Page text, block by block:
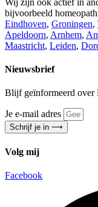
Wij zijn ook actief in
bijvoorbeeld
Eindhoven, Groningen,
Apeldoorn, Arnhem,
Maastricht, Leiden,
Nieuwsbrief
Blijf geïnformeerd over
Je e-mail adres
Schrijf je in ⟶
Volg mij
Facebook